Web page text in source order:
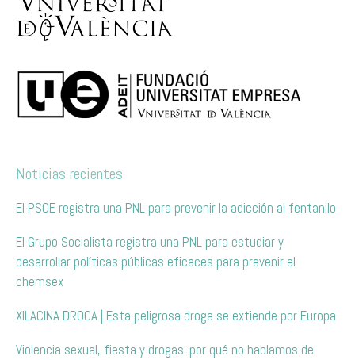
Noticias recientes
El PSOE registra una PNL para prevenir la adicción al fentanilo
El Grupo Socialista registra una PNL para estudiar y
desarrollar políticas públicas eficaces para prevenir el
chemsex
XILACINA DROGA | Esta peligrosa droga se extiende por Europa
Violencia sexual, fiesta y drogas: por qué no hablamos de